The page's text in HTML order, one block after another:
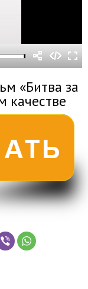
«Битва за
качестве